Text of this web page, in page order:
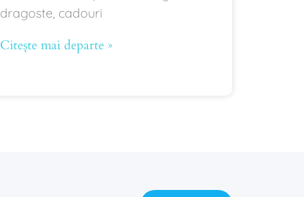
dragoste, cadouri
Citește mai departe »